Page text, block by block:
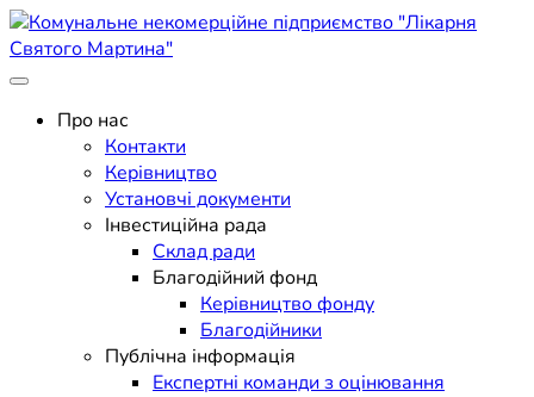
Skip
to
content
Комунальне некомерційне
підприємство "Лікарня
Святого Мартина"
Поліклініка Мукачево
Про нас
Контакти
Керівництво
Установчі документи
Інвестиційна рада
Склад ради
Благодійний фонд
Керівництво фонду
Благодійники
Публічна інформація
Експертні команди з оцінювання